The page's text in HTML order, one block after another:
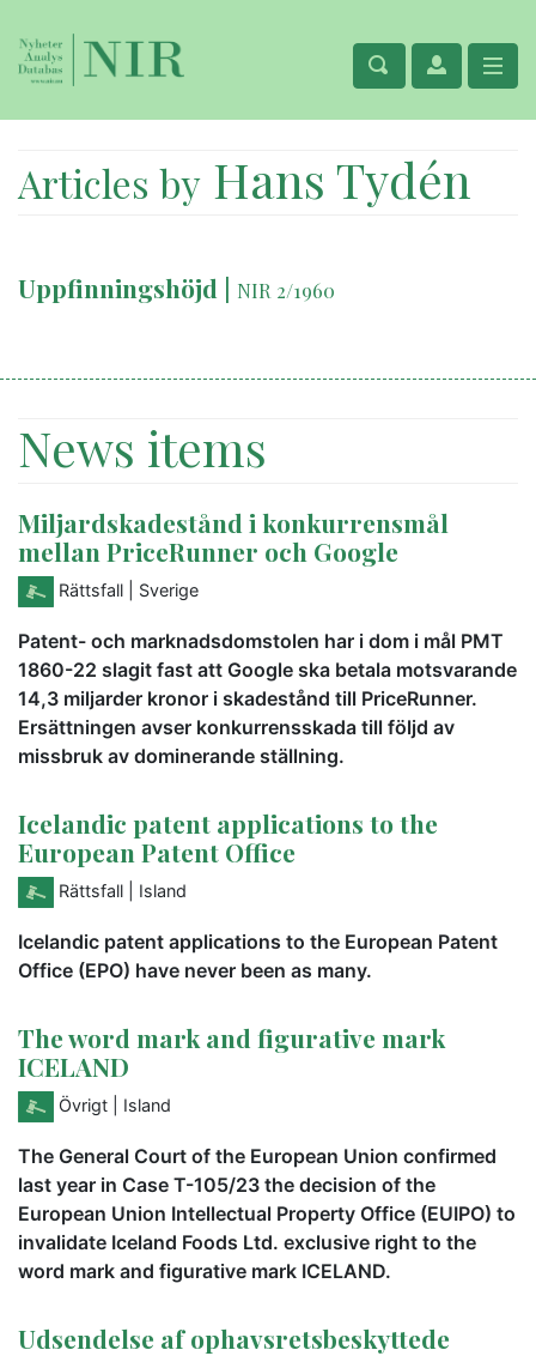
Articles by Hans Tydén
Uppfinningshöjd | NIR 2/1960
News items
Miljardskadestånd i konkurrensmål
mellan PriceRunner och Google
Rättsfall | Sverige
Patent- och marknadsdomstolen har i dom i mål PMT
1860-22 slagit fast att Google ska betala motsvarande
14,3 miljarder kronor i skadestånd till PriceRunner.
Ersättningen avser konkurrensskada till följd av
missbruk av dominerande ställning.
Icelandic patent applications to the
European Patent Office
Rättsfall | Island
Icelandic patent applications to the European Patent
Office (EPO) have never been as many.
The word mark and figurative mark
ICELAND
Övrigt | Island
The General Court of the European Union confirmed
last year in Case T-105/23 the decision of the
European Union Intellectual Property Office (EUIPO) to
invalidate Iceland Foods Ltd. exclusive right to the
word mark and figurative mark ICELAND.
Udsendelse af ophavsretsbeskyttede